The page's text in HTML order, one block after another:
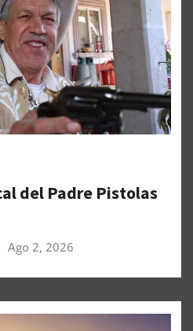
del Padre Pistolas
Ago 2, 2026